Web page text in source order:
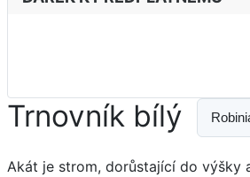
Trnovník bílý
Akát je strom, dorůstající do výšky